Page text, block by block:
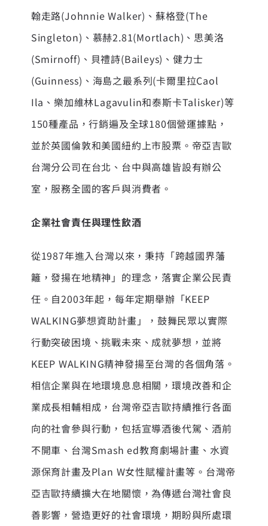
翰走路(Johnnie Walker)、蘇格登(The
Singleton)、慕赫2.81(Mortlach)、思美洛
(Smirnoff)、貝禮詩(Baileys)、健力士
(Guinness)、海島之最系列(卡爾里拉Caol
Ila、樂加維林Lagavulin和泰斯卡Talisker)等
150種產品，行銷遍及全球180個營運據點，
並於英國倫敦和美國紐約上市股票。帝亞吉歐
台灣分公司在台北、台中與高雄皆設有辦公
室，服務全國的客戶與消費者。
企業社會責任與理性飲酒
從1987年進入台灣以來，秉持「跨越國界藩
籬，發揚在地精神」的理念，落實企業公民責
任。自2003年起，每年定期舉辦「KEEP
WALKING夢想資助計畫」，鼓舞民眾以實際
行動突破困境、挑戰未來、成就夢想，並將
KEEP WALKING精神發揚至台灣的各個角落。
相信企業與在地環境息息相關，環境改善和企
業成長相輔相成，台灣帝亞吉歐持續推行各面
向的社會參與行動，包括宣導酒後代駕、酒前
不開車、台灣Smash ed教育劇場計畫、水資
源保育計畫及Plan W女性賦權計畫等。台灣帝
亞吉歐持續擴大在地關懷，為傳遞台灣社會良
善影響，營造更好的社會環境，期盼與所處環